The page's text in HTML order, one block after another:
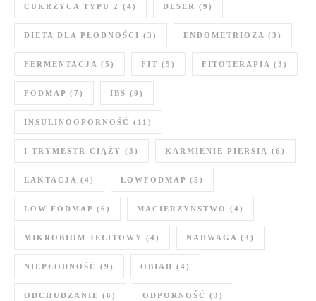
CUKRZYCA TYPU 2 (4) DESER (9)
DIETA DLA PŁODNOŚCI (3) ENDOMETRIOZA (3)
FERMENTACJA (5) FIT (5) FITOTERAPIA (3)
FODMAP (7) IBS (9)
INSULINOOPORNOŚĆ (11)
I TRYMESTR CIĄŻY (3) KARMIENIE PIERSIĄ (6)
LAKTACJA (4) LOWFODMAP (5)
LOW FODMAP (6) MACIERZYŃSTWO (4)
MIKROBIOM JELITOWY (4) NADWAGA (3)
NIEPŁODNOŚĆ (9) OBIAD (4)
ODCHUDZANIE (6) ODPORNOŚĆ (3)